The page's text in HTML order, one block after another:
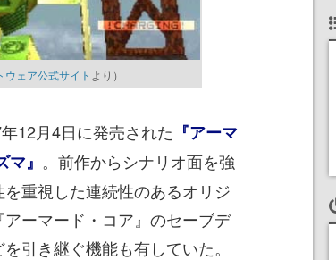
ウェア公式サイト より）
12月4日に発売された 『アーマ
』 。前作からシナリオ面を強
重視した連続性のあるオリジ
ーマード・コア』のセーブデ
引き継ぐ機能も有していた。